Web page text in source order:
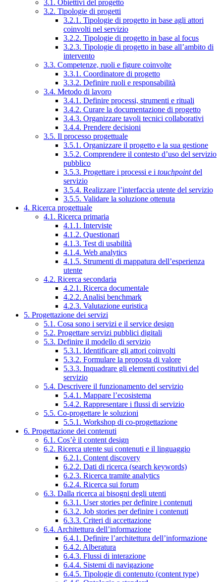
3.1. Obiettivi del progetto
3.2. Tipologie di progetti
3.2.1. Tipologie di progetto in base agli attori
coinvolti nel servizio
3.2.2. Tipologie di progetto in base al focus
3.2.3. Tipologie di progetto in base all’ambito di
intervento
3.3. Competenze, ruoli e figure coinvolte
3.3.1. Coordinatore di progetto
3.3.2. Definire ruoli e responsabilità
3.4. Metodo di lavoro
3.4.1. Definire processi, strumenti e rituali
3.4.2. Curare la documentazione di progetto
3.4.3. Organizzare tavoli tecnici collaborativi
3.4.4. Prendere decisioni
3.5. Il processo progettuale
3.5.1. Organizzare il progetto e la sua gestione
3.5.2. Comprendere il contesto d’uso del servizio
pubblico
3.5.3. Progettare i processi e i touchpointdel
servizio
3.5.4. Realizzare l’interfaccia utente del servizio
3.5.5. Validare la soluzione ottenuta
4. Ricerca progettuale
4.1. Ricerca primaria
4.1.1. Interviste
4.1.2. Questionari
4.1.3. Test di usabilità
4.1.4. Web analytics
4.1.5. Strumenti di mappatura dell’esperienza
utente
4.2. Ricerca secondaria
4.2.1. Ricerca documentale
4.2.2. Analisi benchmark
4.2.3. Valutazione euristica
5. Progettazione dei servizi
5.1. Cosa sono i servizi e il service design
5.2. Progettare servizi pubblici digitali
5.3. Definire il modello di servizio
5.3.1. Identificare gli attori coinvolti
5.3.2. Formulare la proposta di valore
5.3.3. Inquadrare gli elementi costitutivi del
servizio
5.4. Descrivere il funzionamento del servizio
5.4.1. Mappare l’ecosistema
5.4.2. Rappresentare i flussi di servizio
5.5. Co-progettare le soluzioni
5.5.1. Workshop di co-progettazione
6. Progettazione dei contenuti
6.1. Cos’è il content design
6.2. Ricerca utente sui contenuti e il linguaggio
6.2.1. Content discovery
6.2.2. Dati di ricerca (search keywords)
6.2.3. Ricerca tramite analytics
6.2.4. Ricerca sui forum
6.3. Dalla ricerca ai bisogni degli utenti
6.3.1. User stories per definire i contenuti
6.3.2. Job stories per definire i contenuti
6.3.3. Criteri di accettazione
6.4. Architettura dell’informazione
6.4.1. Definire l’architettura dell’informazione
6.4.2. Alberatura
6.4.3. Flussi di interazione
6.4.4. Sistemi di navigazione
6.4.5. Tipologie di contenuto (content type)